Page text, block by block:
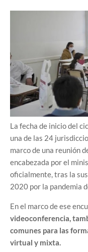
La fecha de inicio del
una de las 24
marco de una reunión
encabezada por el
oficialmente, tras la
2020 por la pandemia
En el marco de ese
videoconferencia,
comunes para las
virtual y mixta.